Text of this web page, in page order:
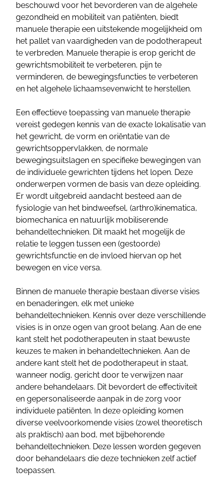
beschouwd voor het bevorderen van de algehele
gezondheid en mobiliteit van patiënten, biedt
manuele therapie een uitstekende mogelijkheid om
het pallet van vaardigheden van de podotherapeut
te verbreden. Manuele therapie is erop gericht de
gewrichtsmobiliteit te verbeteren, pijn te
verminderen, de bewegingsfuncties te verbeteren
en het algehele lichaamsevenwicht te herstellen.
Een effectieve toepassing van manuele therapie
vereist gedegen kennis van de exacte lokalisatie van
het gewricht, de vorm en oriëntatie van de
gewrichtsoppervlakken, de normale
bewegingsuitslagen en specifieke bewegingen van
de individuele gewrichten tijdens het lopen. Deze
onderwerpen vormen de basis van deze opleiding.
Er wordt uitgebreid aandacht besteed aan de
fysiologie van het bindweefsel, (arthro)kinematica,
biomechanica en natuurlijk mobiliserende
behandeltechnieken. Dit maakt het mogelijk de
relatie te leggen tussen een (gestoorde)
gewrichtsfunctie en de invloed hiervan op het
bewegen en vice versa.
Binnen de manuele therapie bestaan diverse visies
en benaderingen, elk met unieke
behandeltechnieken. Kennis over deze verschillende
visies is in onze ogen van groot belang. Aan de ene
kant stelt het podotherapeuten in staat bewuste
keuzes te maken in behandeltechnieken. Aan de
andere kant stelt het de podotherapeut in staat,
wanneer nodig, gericht door te verwijzen naar
andere behandelaars. Dit bevordert de effectiviteit
en gepersonaliseerde aanpak in de zorg voor
individuele patiënten. In deze opleiding komen
diverse veelvoorkomende visies (zowel theoretisch
als praktisch) aan bod, met bijbehorende
behandeltechnieken. Deze lessen worden gegeven
door behandelaars die deze technieken zelf actief
toepassen.